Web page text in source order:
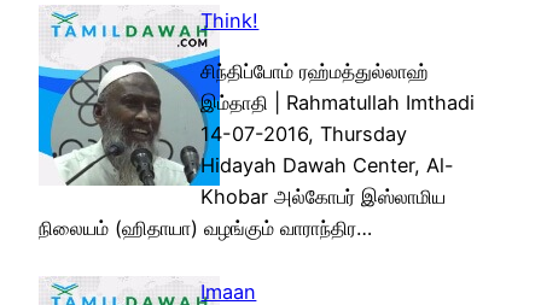
Think!
சிந்திப்போம் ரஹ்மத்துல்லாஹ்
இம்தாதி | Rahmatullah Imthadi
14-07-2016, Thursday
Hidayah Dawah Center, Al-
Khobar அல்கோபர் இஸ்லாமிய
நிலையம் (ஹிதாயா) வழங்கும் வாராந்திர…
Imaan